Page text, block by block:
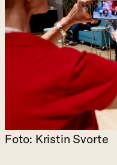
Foto: Kristin Svorte